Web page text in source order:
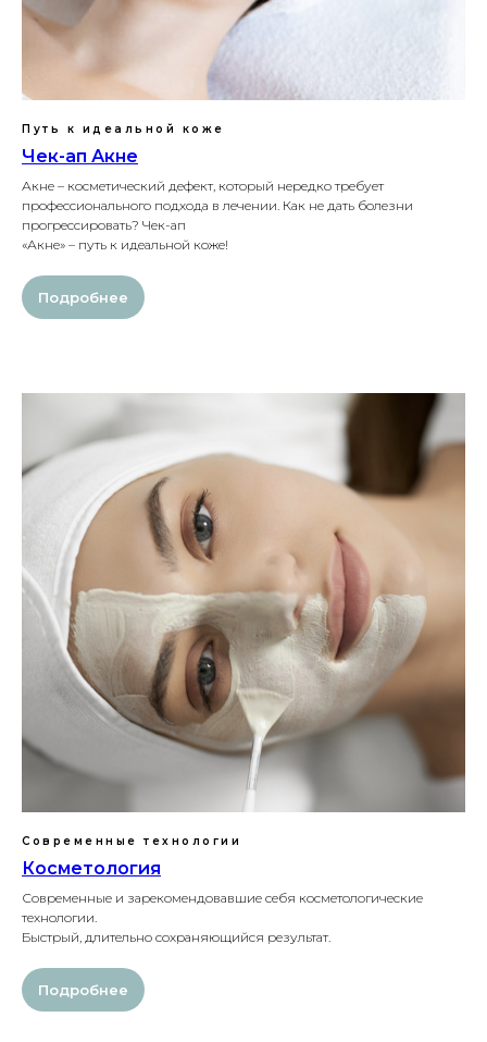
Путь к идеальной коже
Чек-ап Акне
Акне – косметический дефект, который нередко требует
профессионального подхода в лечении. Как не дать болезни
прогрессировать? Чек-ап
«Акне» – путь к идеальной коже!
Подробнее
Современные технологии
Косметология
Современные и зарекомендовавшие себя косметологические
технологии.
Быстрый, длительно сохраняющийся результат.
Подробнее